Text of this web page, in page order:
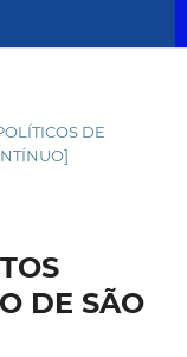
DE
DE SÃO